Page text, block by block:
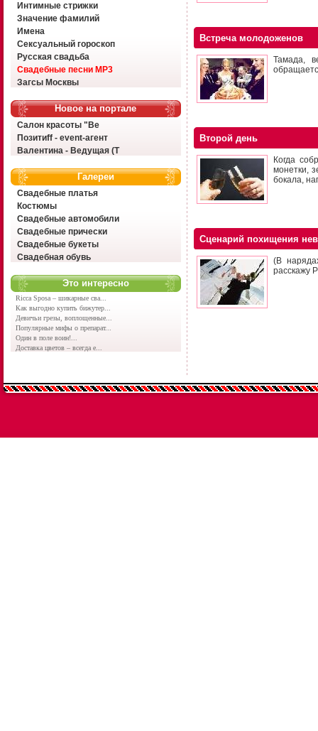
Интимные стрижки
Значение фамилий
Имена
Сексуальный гороскоп
Русская свадьба
Свадебные песни MP3
Загсы Москвы
Новое на портале
Салон красоты "Ве
Позитиff - event-агент
Валентина - Ведущая (Т
Галереи
Свадебные платья
Костюмы
Свадебные автомобили
Свадебные прически
Свадебные букеты
Свадебная обувь
Это интересно
Ricca Sposa – шикарные сва...
Как выгодно купить бижутер...
Девичьи грезы, воплощенные...
Популярные мифы о препарат...
Один в поле воин!...
Доставка цветов – всегда е...
Встреча молодоженов
Тамада,
Второй день
Когда
монетки,
бокала,
Сценарий похищения
(В
расскажу